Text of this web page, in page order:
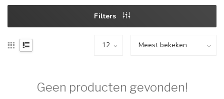
Filters
Geen producten gevonden!